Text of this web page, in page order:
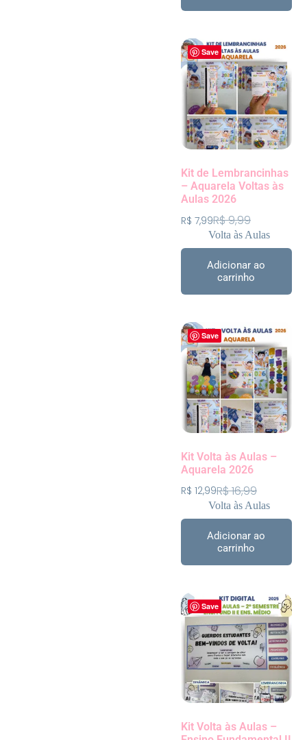
Save
Kit de Lembrancinhas
– Aquarela Voltas às
Aulas 2026
R$9,99
R$ 7,99
Volta às Aulas
Adicionar ao
carrinho
Save
Kit Volta às Aulas –
Aquarela 2026
R$16,99
R$ 12,99
Volta às Aulas
Adicionar ao
carrinho
Save
Kit Volta às Aulas –